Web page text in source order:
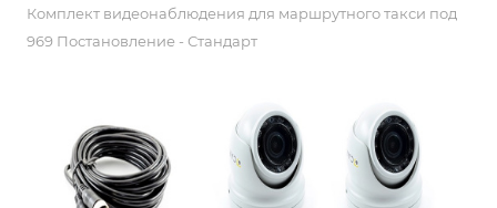
Комплект видеонаблюдения для маршрутного такси под
969 Постановление - Стандарт